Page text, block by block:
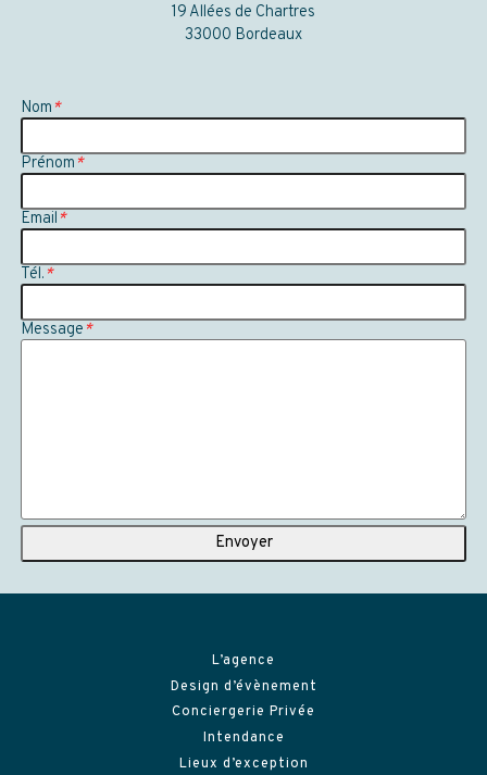
19 Allées de Chartres
33000 Bordeaux
Nom *
Prénom *
Email *
Tél. *
Message *
L’agence
Design d’évènement
Conciergerie Privée
Intendance
Lieux d’exception